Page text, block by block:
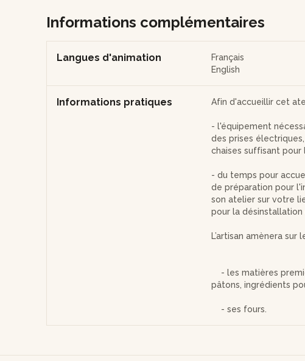
Informations complémentaires
Langues d'animation
Français
English
Informations pratiques Afin d'accueillir cet
- l'équipement
des prises
chaises suffisant
- du temps pour
de préparation pour
son atelier sur votre
pour la
L’artisan amènera sur
- les matières
pâtons, ingrédients
- ses fours.